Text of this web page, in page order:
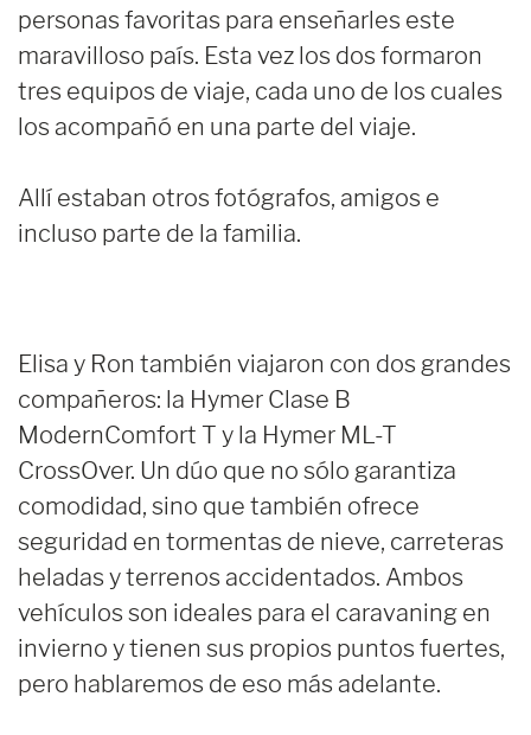
personas favoritas para enseñarles este
maravilloso país. Esta vez los dos formaron
tres equipos de viaje, cada uno de los cuales
los acompañó en una parte del viaje.
Allí estaban otros fotógrafos, amigos e
incluso parte de la familia.
Elisa y Ron también viajaron con dos grandes
compañeros: la Hymer Clase B
ModernComfort T y la Hymer ML-T
CrossOver. Un dúo que no sólo garantiza
comodidad, sino que también ofrece
seguridad en tormentas de nieve, carreteras
heladas y terrenos accidentados. Ambos
vehículos son ideales para el caravaning en
invierno y tienen sus propios puntos fuertes,
pero hablaremos de eso más adelante.